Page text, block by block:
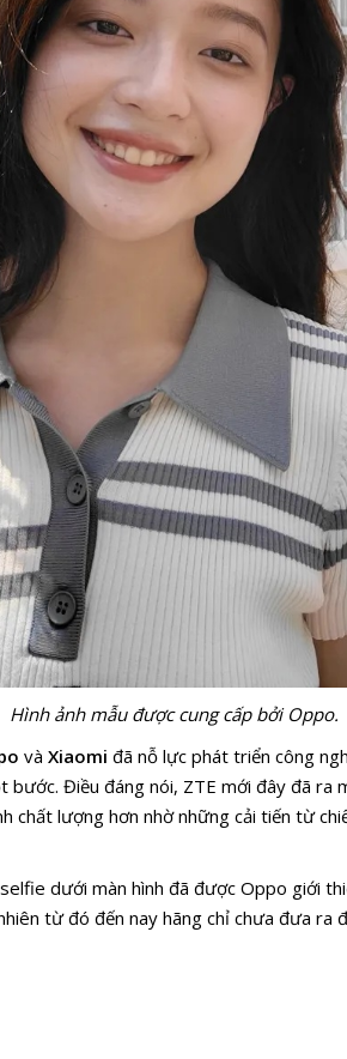
Hình ảnh mẫu được cung cấp bởi Oppo.
và Xiaomi đã nỗ lực phát triển công
bước. Điều đáng nói, ZTE mới đây đã ra
chất lượng hơn nhờ những cải tiến từ
dưới màn hình đã được Oppo giới
từ đó đến nay hãng chỉ chưa đưa ra